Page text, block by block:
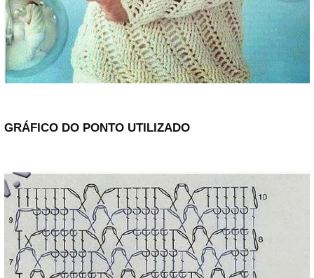
GRÁFICO DO PONTO UTILIZADO